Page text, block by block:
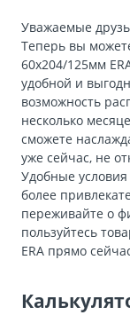
Уважаемые
Теперь вы
60х204/125мм
удобной и
возможность
несколько
сможете
уже сейчас, не
Удобные
более
переживайте о
пользуйтесь
ERA прямо